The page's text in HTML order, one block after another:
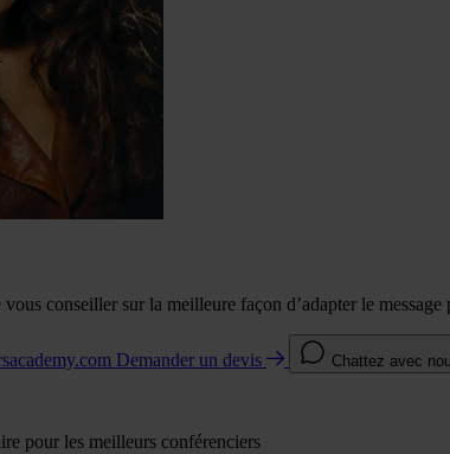
conseiller sur la meilleure façon d’adapter le
Demander un devis Chattez avec
pour les meilleurs conférenciers